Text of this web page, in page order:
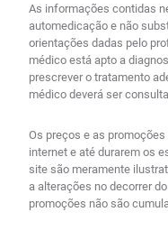
As informações contidas
automedicação e não
orientações dadas pelo
médico está apto a
prescrever o tratamento
médico deverá ser
Os preços e as
internet e até durarem os
site são meramente
a alterações no decorrer
promoções não são